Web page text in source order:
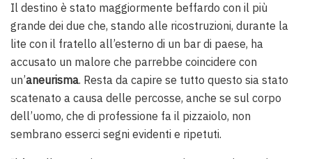
Il destino è stato maggiormente beffardo con il più
grande dei due che, stando alle ricostruzioni, durante la
lite con il fratello all’esterno di un bar di paese, ha
accusato un malore che parrebbe coincidere con
un’aneurisma. Resta da capire se tutto questo sia stato
scatenato a causa delle percosse, anche se sul corpo
dell’uomo, che di professione fa il pizzaiolo, non
sembrano esserci segni evidenti e ripetuti.